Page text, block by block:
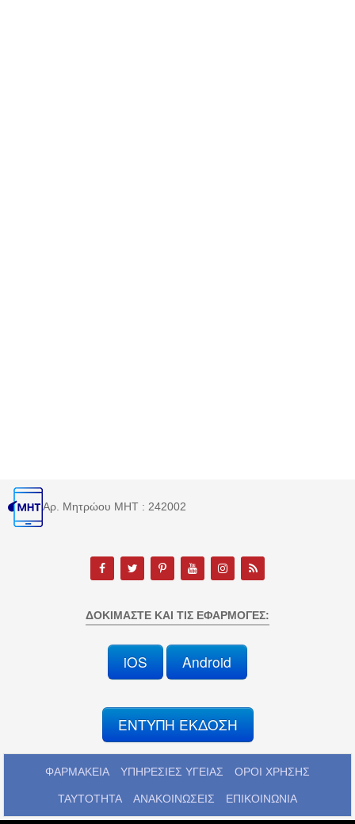
Αρ. Μητρώου MHT : 242002
ΔΟΚΙΜΆΣΤΕ ΚΑΙ ΤΙΣ ΕΦΑΡΜΟΓΈΣ:
iOS Android
ΕΝΤΥΠΗ ΕΚΔΟΣΗ
ΦΑΡΜΑΚΕΙΑ ΥΠΗΡΕΣΙΕΣ ΥΓΕΙΑΣ ΟΡΟΙ ΧΡΗΣΗΣ
ΤΑΥΤΟΤΗΤΑ ΑΝΑΚΟΙΝΩΣΕΙΣ ΕΠΙΚΟΙΝΩΝΙΑ